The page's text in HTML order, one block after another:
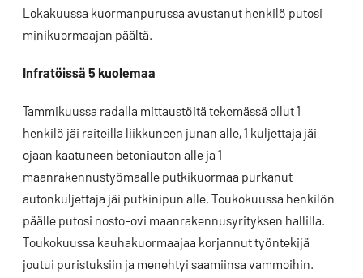
Lokakuussa kuormanpurussa avustanut henkilö putosi
minikuormaajan päältä.
Infratöissä 5 kuolemaa
Tammikuussa radalla mittaustöitä tekemässä ollut 1
henkilö jäi raiteilla liikkuneen junan alle, 1 kuljettaja jäi
ojaan kaatuneen betoniauton alle ja 1
maanrakennustyömaalle putkikuormaa purkanut
autonkuljettaja jäi putkinipun alle. Toukokuussa henkilön
päälle putosi nosto-ovi maanrakennusyrityksen hallilla.
Toukokuussa kauhakuormaajaa korjannut työntekijä
joutui puristuksiin ja menehtyi saamiinsa vammoihin.